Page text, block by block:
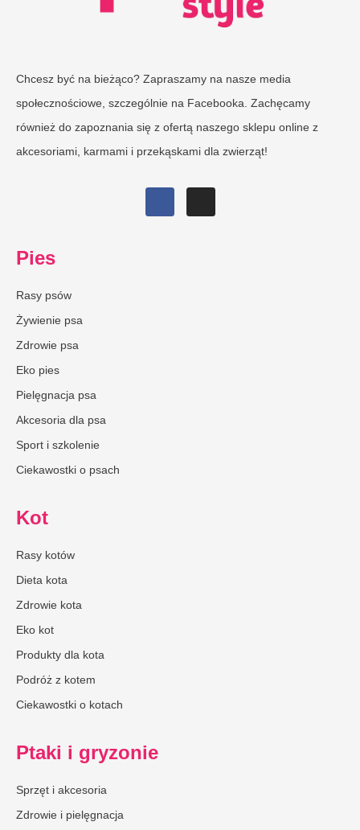
Chcesz być na bieżąco? Zapraszamy na nasze media
społecznościowe, szczególnie na Facebooka. Zachęcamy
również do zapoznania się z ofertą naszego sklepu online z
akcesoriami, karmami i przekąskami dla zwierząt!
Pies
Rasy psów
Żywienie psa
Zdrowie psa
Eko pies
Pielęgnacja psa
Akcesoria dla psa
Sport i szkolenie
Ciekawostki o psach
Kot
Rasy kotów
Dieta kota
Zdrowie kota
Eko kot
Produkty dla kota
Podróż z kotem
Ciekawostki o kotach
Ptaki i gryzonie
Sprzęt i akcesoria
Zdrowie i pielęgnacja